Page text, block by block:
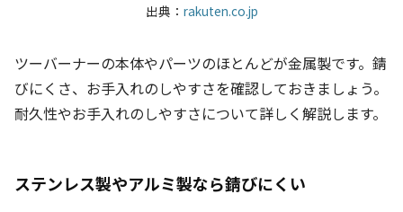
出典： rakuten.co.jp
ツーバーナーの本体やパーツのほとんどが金属製です。錆
びにくさ、お手入れのしやすさを確認しておきましょう。
耐久性やお手入れのしやすさについて詳しく解説します。
ステンレス製やアルミ製なら錆びにくい